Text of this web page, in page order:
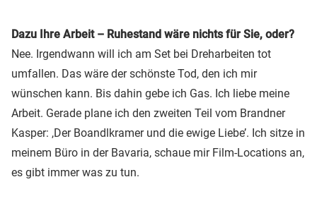
Dazu Ihre Arbeit – Ruhestand wäre nichts für Sie, oder?
Nee. Irgendwann will ich am Set bei Dreharbeiten tot
umfallen. Das wäre der schönste Tod, den ich mir
wünschen kann. Bis dahin gebe ich Gas. Ich liebe meine
Arbeit. Gerade plane ich den zweiten Teil vom Brandner
Kasper: ,Der Boandlkramer und die ewige Liebe’. Ich sitze in
meinem Büro in der Bavaria, schaue mir Film-Locations an,
es gibt immer was zu tun.